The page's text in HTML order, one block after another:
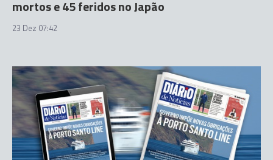
mortos e 45 feridos no Japão
23 Dez 07:42